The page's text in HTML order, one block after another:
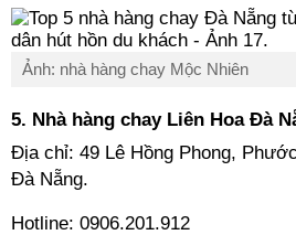
Ảnh: nhà hàng chay Mộc Nhiên
5. Nhà hàng chay Liên Hoa Đà
Địa chỉ: 49 Lê Hồng Phong,
Đà Nẵng.
Hotline: 0906.201.912